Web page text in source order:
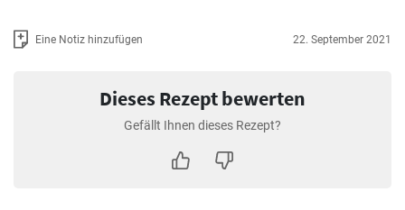
Eine Notiz hinzufügen 22. September 2021
Dieses Rezept bewerten
Gefällt Ihnen dieses Rezept?